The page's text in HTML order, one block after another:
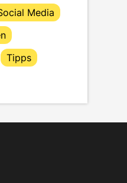
Media
Tipps